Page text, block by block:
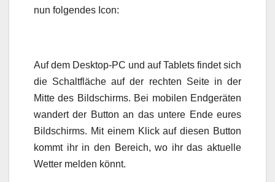
nun folgendes Icon:
Auf dem Desktop-PC und auf Tablets findet sich
die Schaltfläche auf der rechten Seite in der
Mitte des Bildschirms. Bei mobilen Endgeräten
wandert der Button an das untere Ende eures
Bildschirms. Mit einem Klick auf diesen Button
kommt ihr in den Bereich, wo ihr das aktuelle
Wetter melden könnt.